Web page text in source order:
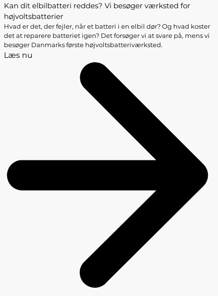
Kan dit elbilbatteri reddes? Vi besøger værksted for
højvoltsbatterier
Hvad er det, der fejler, når et batteri i en elbil dør? Og hvad koster
det at reparere batteriet igen? Det forsøger vi at svare på, mens vi
besøger Danmarks første højvoltsbatteriværksted.
Læs nu